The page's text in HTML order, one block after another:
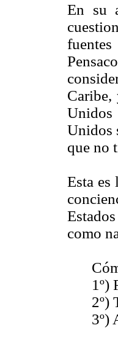
En su
Caribe,
Unidos
Unidos
que no
Esta es
como
1º)
2º)
3º)